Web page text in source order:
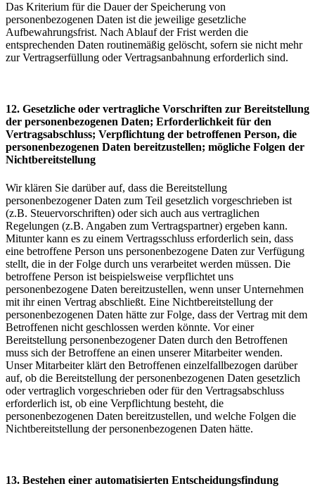
Das Kriterium für die Dauer der Speicherung von
personenbezogenen Daten ist die jeweilige gesetzliche
Aufbewahrungsfrist. Nach Ablauf der Frist werden die
entsprechenden Daten routinemäßig gelöscht, sofern sie nicht mehr
zur Vertragserfüllung oder Vertragsanbahnung erforderlich sind.
12. Gesetzliche oder vertragliche Vorschriften zur Bereitstellung
der personenbezogenen Daten; Erforderlichkeit für den
Vertragsabschluss; Verpflichtung der betroffenen Person, die
personenbezogenen Daten bereitzustellen; mögliche Folgen der
Nichtbereitstellung
Wir klären Sie darüber auf, dass die Bereitstellung
personenbezogener Daten zum Teil gesetzlich vorgeschrieben ist
(z.B. Steuervorschriften) oder sich auch aus vertraglichen
Regelungen (z.B. Angaben zum Vertragspartner) ergeben kann.
Mitunter kann es zu einem Vertragsschluss erforderlich sein, dass
eine betroffene Person uns personenbezogene Daten zur Verfügung
stellt, die in der Folge durch uns verarbeitet werden müssen. Die
betroffene Person ist beispielsweise verpflichtet uns
personenbezogene Daten bereitzustellen, wenn unser Unternehmen
mit ihr einen Vertrag abschließt. Eine Nichtbereitstellung der
personenbezogenen Daten hätte zur Folge, dass der Vertrag mit dem
Betroffenen nicht geschlossen werden könnte. Vor einer
Bereitstellung personenbezogener Daten durch den Betroffenen
muss sich der Betroffene an einen unserer Mitarbeiter wenden.
Unser Mitarbeiter klärt den Betroffenen einzelfallbezogen darüber
auf, ob die Bereitstellung der personenbezogenen Daten gesetzlich
oder vertraglich vorgeschrieben oder für den Vertragsabschluss
erforderlich ist, ob eine Verpflichtung besteht, die
personenbezogenen Daten bereitzustellen, und welche Folgen die
Nichtbereitstellung der personenbezogenen Daten hätte.
13. Bestehen einer automatisierten Entscheidungsfindung